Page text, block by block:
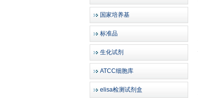
国家培养基
标准品
生化试剂
ATCC细胞库
elisa检测试剂盒